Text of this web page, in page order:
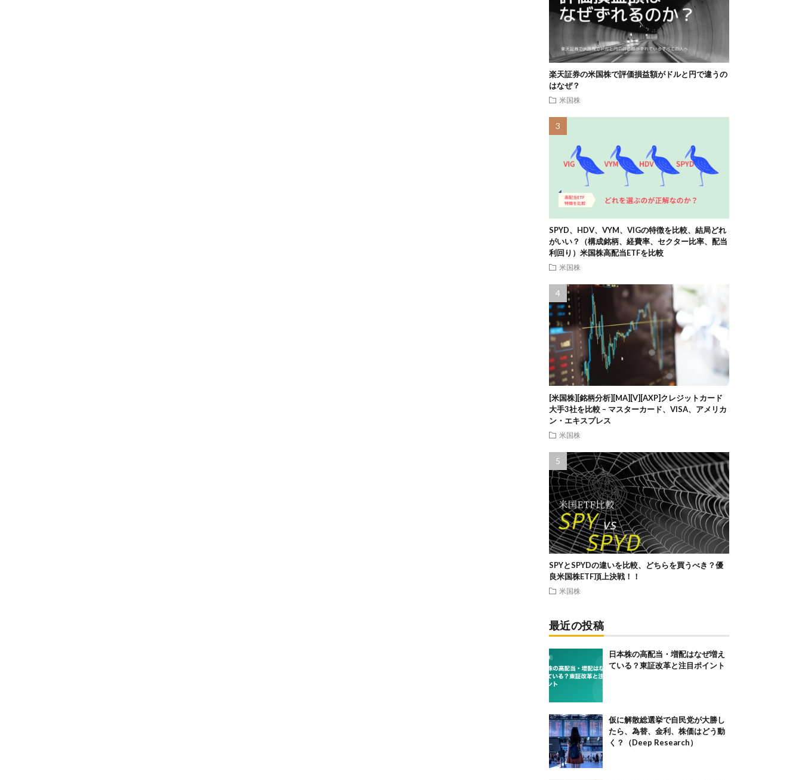
楽天証券の米国株で評価損益額がドルと円で違うの
はなぜ？
米国株
SPYD、HDV、VYM、VIGの特徴を比較、結局どれ
がいい？（構成銘柄、経費率、セクター比率、配当
利回り）米国株高配当ETFを比較
米国株
[米国株][銘柄分析][MA][V][AXP]クレジットカード
大手3社を比較 – マスターカード、VISA、アメリカ
ン・エキスプレス
米国株
SPYとSPYDの違いを比較、どちらを買うべき？優
良米国株ETF頂上決戦！！
米国株
最近の投稿
日本株の高配当・増配はなぜ増え
ている？東証改革と注目ポイント
仮に解散総選挙で自民党が大勝し
たら、為替、金利、株価はどう動
く？（Deep Research）